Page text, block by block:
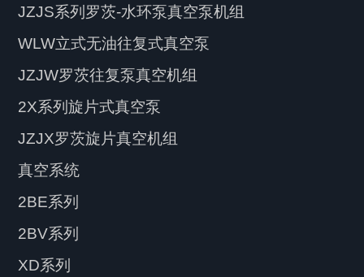
JZJS系列罗茨-水环泵真空泵机组
WLW立式无油往复式真空泵
JZJW罗茨往复泵真空机组
2X系列旋片式真空泵
JZJX罗茨旋片真空机组
真空系统
2BE系列
2BV系列
XD系列